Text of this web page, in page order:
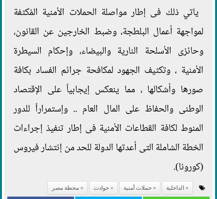
ياتي ذلك فى إطار مواصلة الحملات الأمنية المُكثفة
لمواجهة أعمال البلطجة، وضبط الخارجين عن القانون،
وحائزى الأسلحة النارية والبيضاء، وإحكام السيطرة
الأمنية ، وتكثيف الجهود لمكافحة جرائم الفساد بكافة
صورها وأشكالها ، مما ينعكس إيجابياً على الإقتصاد
الوطنى والحفاظ على المال العام .. وإستمراراً للدور
المنوط لكافة القطاعات الأمنية فى إطار تنفيذ إجراءات
الخطة الشاملة التى أعدتها الدولة للحد من إنتشار فيروس
(كورونا).
الداخلية حملات أمنية حوادث محطة مصر